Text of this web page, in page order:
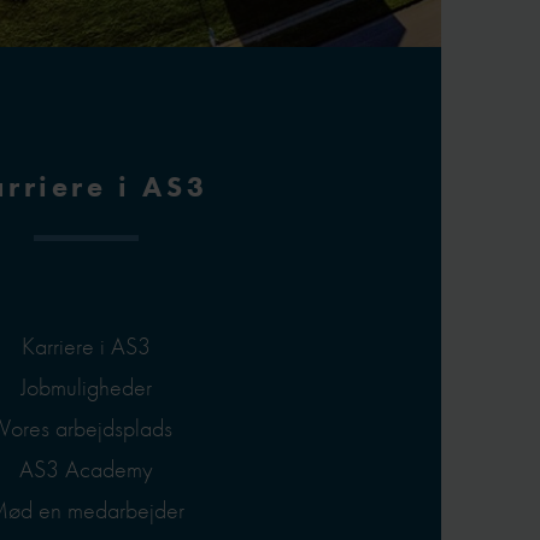
i AS3
Karriere i AS3
Jobmuligheder
Vores arbejdsplads
AS3 Academy
en medarbejder